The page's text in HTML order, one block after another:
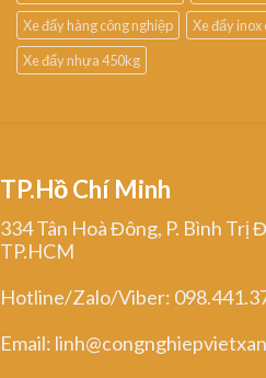
Xe đẩy hàng công nghiệp
Xe đẩy inox
Xe đẩy nhựa 450kg
TP.Hồ Chí Minh
334 Tân Hoà Đông, P. Bình Trị
TP.HCM
Hotline/Zalo/Viber:
Email: